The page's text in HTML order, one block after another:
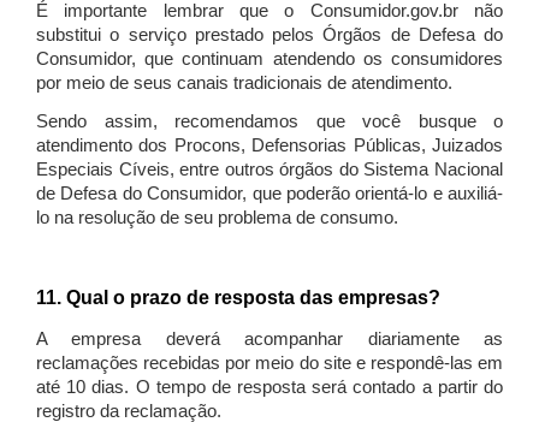
É importante lembrar que o Consumidor.gov.br não
substitui o serviço prestado pelos Órgãos de Defesa do
Consumidor, que continuam atendendo os consumidores
por meio de seus canais tradicionais de atendimento.
Sendo assim, recomendamos que você busque o
atendimento dos Procons, Defensorias Públicas, Juizados
Especiais Cíveis, entre outros órgãos do Sistema Nacional
de Defesa do Consumidor, que poderão orientá-lo e auxiliá-
lo na resolução de seu problema de consumo.
11. Qual o prazo de resposta das empresas?
A empresa deverá acompanhar diariamente as
reclamações recebidas por meio do site e respondê-las em
até 10 dias. O tempo de resposta será contado a partir do
registro da reclamação.